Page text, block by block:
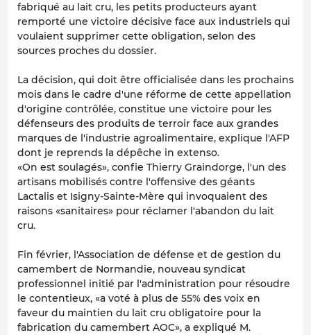
fabriqué au lait cru, les petits producteurs ayant
remporté une victoire décisive face aux industriels qui
voulaient supprimer cette obligation, selon des
sources proches du dossier.
La décision, qui doit être officialisée dans les prochains
mois dans le cadre d'une réforme de cette appellation
d'origine contrôlée, constitue une victoire pour les
défenseurs des produits de terroir face aux grandes
marques de l'industrie agroalimentaire, explique l'AFP
dont je reprends la dépêche in extenso.
«On est soulagés», confie Thierry Graindorge, l'un des
artisans mobilisés contre l'offensive des géants
Lactalis et Isigny-Sainte-Mère qui invoquaient des
raisons «sanitaires» pour réclamer l'abandon du lait
cru.
Fin février, l'Association de défense et de gestion du
camembert de Normandie, nouveau syndicat
professionnel initié par l'administration pour résoudre
le contentieux, «a voté à plus de 55% des voix en
faveur du maintien du lait cru obligatoire pour la
fabrication du camembert AOC», a expliqué M.